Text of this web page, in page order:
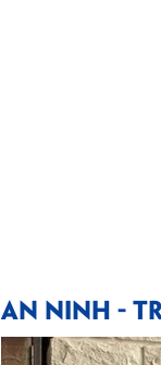
AN NINH -